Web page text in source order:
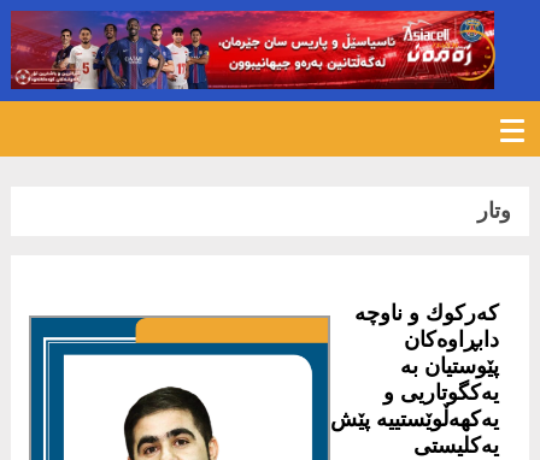
وتار
كەركوك و ناوچە
دابڕاوەكان
پێوستیان بە
یەکگوتاریی و
یەکهەڵوێستییە پێش
یەكلیستی